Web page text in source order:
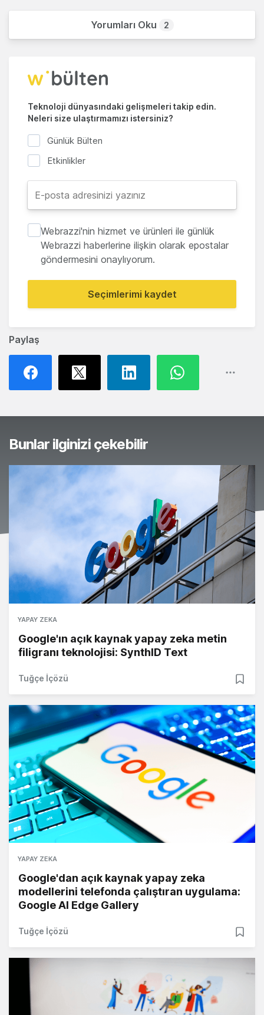
Paylaş
Yorumları Oku 2
Teknoloji dünyasındaki gelişmeleri takip edin.
Neleri size ulaştırmamızı istersiniz?
Günlük Bülten
Etkinlikler
Webrazzi'nin hizmet ve ürünleri ile günlük
Webrazzi haberlerine ilişkin olarak epostalar
göndermesini onaylıyorum.
Seçimlerimi kaydet
Bunlar ilginizi çekebilir
YAPAY ZEKA
Google'ın açık kaynak yapay zeka metin
filigranı teknolojisi: SynthID Text
Tuğçe İçözü
YAPAY ZEKA
Google'dan açık kaynak yapay zeka
modellerini telefonda çalıştıran uygulama:
Google AI Edge Gallery
Tuğçe İçözü